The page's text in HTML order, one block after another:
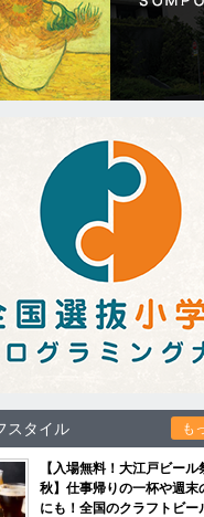
スタイル も
【入場無料！大江戸ビー
秋】仕事帰りの一杯や週末
にも！全国のクラフトビー